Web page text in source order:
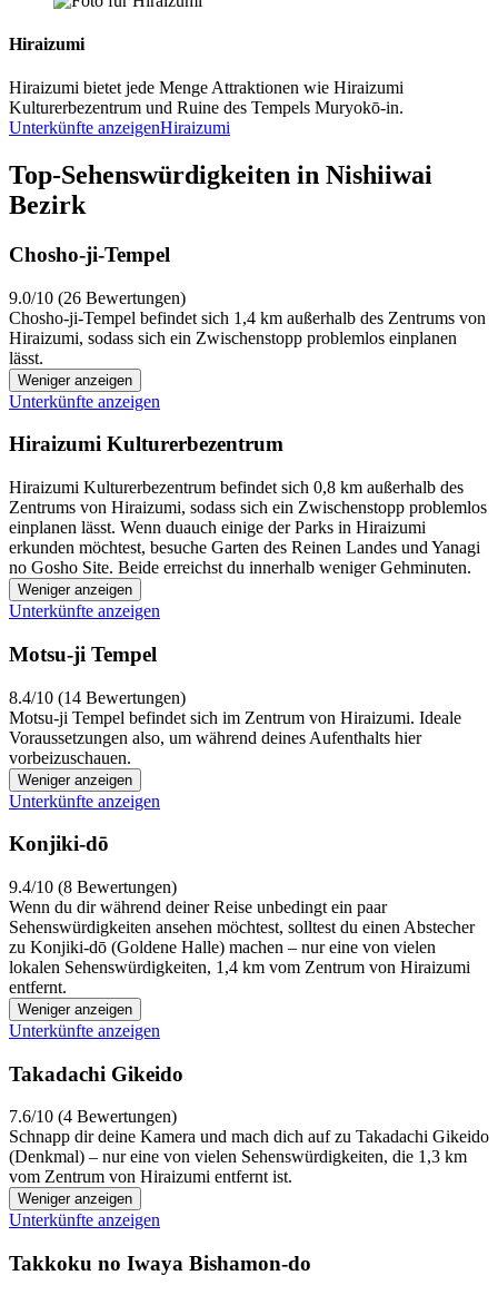
Hiraizumi
Hiraizumi bietet jede Menge Attraktionen wie Hiraizumi
Kulturerbezentrum und Ruine des Tempels Muryokō-in.
Unterkünfte anzeigenHiraizumi
Top-Sehenswürdigkeiten in Nishiiwai
Bezirk
Chosho-ji-Tempel
9.0/10 (26 Bewertungen)
Chosho-ji-Tempel befindet sich 1,4 km außerhalb des Zentrums von
Hiraizumi, sodass sich ein Zwischenstopp problemlos einplanen
lässt.
Weniger anzeigen
Unterkünfte anzeigen
Hiraizumi Kulturerbezentrum
Hiraizumi Kulturerbezentrum befindet sich 0,8 km außerhalb des
Zentrums von Hiraizumi, sodass sich ein Zwischenstopp problemlos
einplanen lässt. Wenn duauch einige der Parks in Hiraizumi
erkunden möchtest, besuche Garten des Reinen Landes und Yanagi
no Gosho Site. Beide erreichst du innerhalb weniger Gehminuten.
Weniger anzeigen
Unterkünfte anzeigen
Motsu-ji Tempel
8.4/10 (14 Bewertungen)
Motsu-ji Tempel befindet sich im Zentrum von Hiraizumi. Ideale
Voraussetzungen also, um während deines Aufenthalts hier
vorbeizuschauen.
Weniger anzeigen
Unterkünfte anzeigen
Konjiki-dō
9.4/10 (8 Bewertungen)
Wenn du dir während deiner Reise unbedingt ein paar
Sehenswürdigkeiten ansehen möchtest, solltest du einen Abstecher
zu Konjiki-dō (Goldene Halle) machen – nur eine von vielen
lokalen Sehenswürdigkeiten, 1,4 km vom Zentrum von Hiraizumi
entfernt.
Weniger anzeigen
Unterkünfte anzeigen
Takadachi Gikeido
7.6/10 (4 Bewertungen)
Schnapp dir deine Kamera und mach dich auf zu Takadachi Gikeido
(Denkmal) – nur eine von vielen Sehenswürdigkeiten, die 1,3 km
vom Zentrum von Hiraizumi entfernt ist.
Weniger anzeigen
Unterkünfte anzeigen
Takkoku no Iwaya Bishamon-do